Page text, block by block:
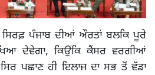
ਪੰਜਾਬ ਦੀਆਂ ਔਰਤਾਂ ਬਲਕਿ ਪੂਰੇ
ਦੇਵੇਗਾ, ਕਿਉਂਕਿ ਕੈਂਸਰ ਵਰਗੀਆਂ
ਪਛਾਣ ਹੀ ਇਲਾਜ ਦਾ ਸਭ ਤੋਂ ਵੱਡਾ